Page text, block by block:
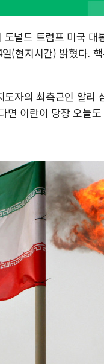
널드 트럼프 미국
(현지시간) 밝혔다.
자의 최측근인 알리
면 이란이 당장 오늘